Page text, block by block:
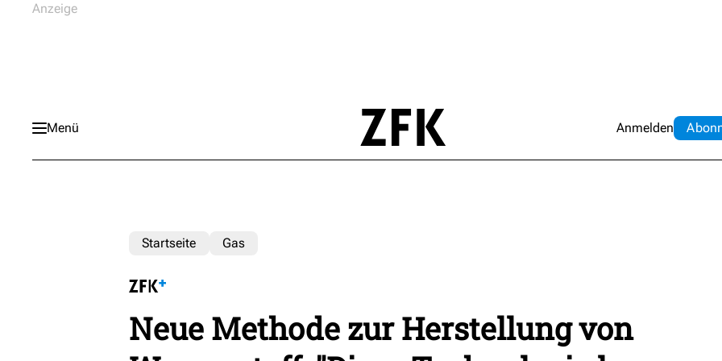
Menü Anmelden Abo
Startseite Gas
Neue Methode zur Herstellung von